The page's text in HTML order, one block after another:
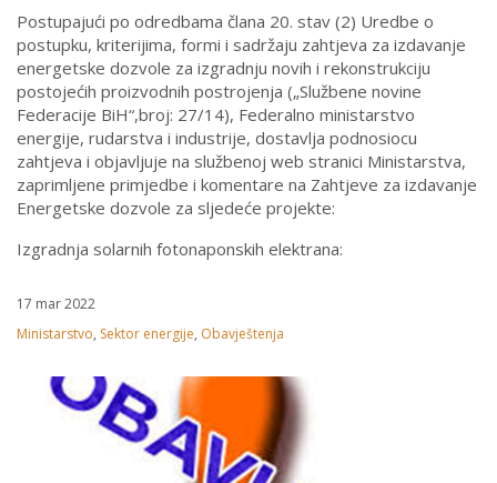
Postupajući po odredbama člana 20. stav (2) Uredbe o
postupku, kriterijima, formi i sadržaju zahtjeva za izdavanje
energetske dozvole za izgradnju novih i rekonstrukciju
postojećih proizvodnih postrojenja („Službene novine
Federacije BiH“,broj: 27/14), Federalno ministarstvo
energije, rudarstva i industrije, dostavlja podnosiocu
zahtjeva i objavljuje na službenoj web stranici Ministarstva,
zaprimljene primjedbe i komentare na Zahtjeve za izdavanje
Energetske dozvole za sljedeće projekte:
Izgradnja solarnih fotonaponskih elektrana:
17 mar 2022
Ministarstvo, Sektor energije, Obavještenja